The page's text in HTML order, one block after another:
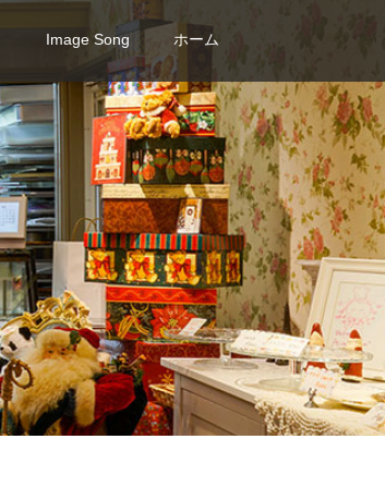
Image Song ホーム